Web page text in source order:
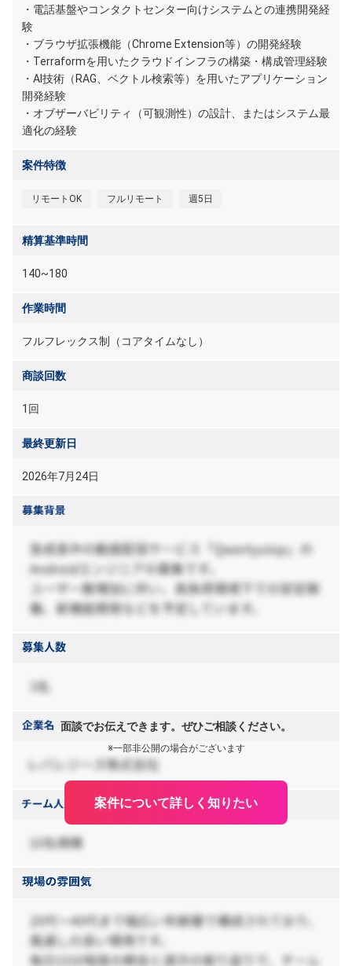
・電話基盤やコンタクトセンター向けシステムとの連携開発経
験
・ブラウザ拡張機能（Chrome Extension等）の開発経験
・Terraformを用いたクラウドインフラの構築・構成管理経験
・AI技術（RAG、ベクトル検索等）を用いたアプリケーション
開発経験
・オブザーバビリティ（可観測性）の設計、またはシステム最
適化の経験
案件特徴
リモートOK フルリモート 週5日
精算基準時間
140~180
作業時間
フルフレックス制（コアタイムなし）
商談回数
1回
最終更新日
2026年7月24日
面談でお伝えできます。ぜひご相談ください。
※一部非公開の場合がございます
案件について詳しく知りたい